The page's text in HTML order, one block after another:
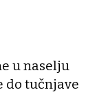
u naselju
do tučnjave